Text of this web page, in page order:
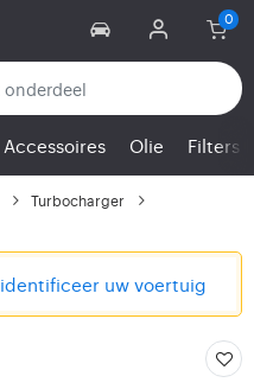
Accessoires Olie Filters
Turbocharger
identificeer uw voertuig